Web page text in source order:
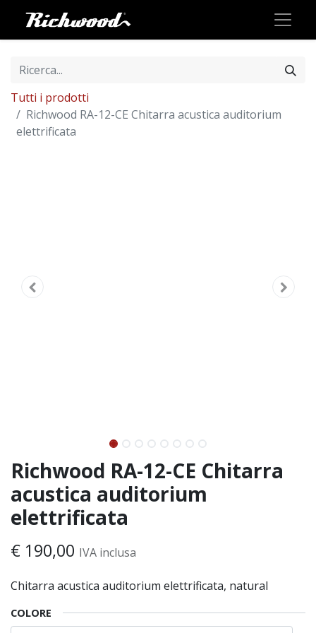
Tutti i prodotti
Richwood RA-12-CE Chitarra acustica auditorium
elettrificata
Richwood RA-12-CE Chitarra
acustica auditorium
elettrificata
€ 190,00 IVA inclusa
Chitarra acustica auditorium elettrificata, natural
COLORE